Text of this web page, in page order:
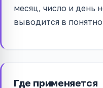
месяц, число и день
выводится в
Где применяется